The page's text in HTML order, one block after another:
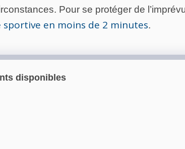
Pour se protéger de
sportive en moins de 2 minutes.
disponibles